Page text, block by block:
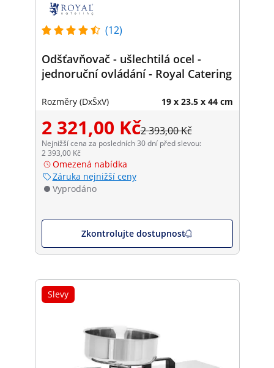
(12)
Odšťavňovač - ušlechtilá ocel -
jednoruční ovládání - Royal Catering
Rozměry (DxŠxV) 19 x 23.5 x 44 cm
2 321,00 Kč2 393,00 Kč
Nejnižší cena za posledních 30 dní před slevou:
2 393,00 Kč
Omezená nabídka
Záruka nejnižší ceny
Vyprodáno
Zkontrolujte dostupnost
Slevy